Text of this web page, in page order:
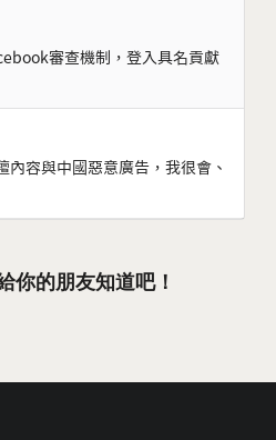
審查機制，登入具名貢獻
內容與中國惡意廣告，我很會、
你的朋友知道吧！